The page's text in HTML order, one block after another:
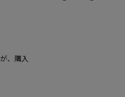
、購入